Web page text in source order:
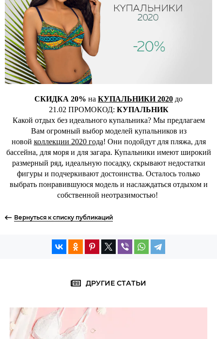
СКИДКА 20% на КУПАЛЬНИКИ2020 до
21.02 ПРОМОКОД: КУПАЛЬНИК
Какой отдых без идеального купальника? Мы предлагаем
Вам огромный выбор моделей купальников из
новой коллекции 2020 года! Они подойдут для пляжа, для
бассейна, для моря и для загара. Купальники имеют широкий
размерный ряд, идеальную посадку, скрывают недостатки
фигуры и подчеркивают достоинства. Осталось только
выбрать понравившуюся модель и наслаждаться отдыхом и
собственной неотразимостью!
Вернуться к списку публикаций
ДРУГИЕ СТАТЬИ